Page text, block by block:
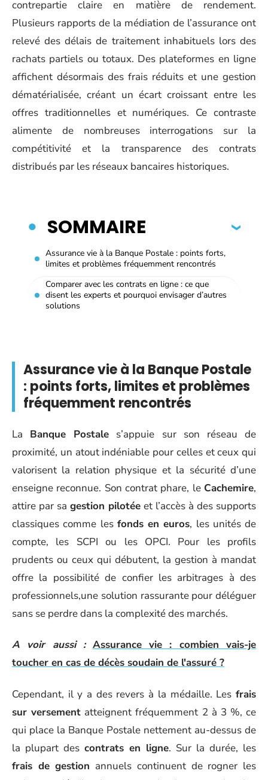
contrepartie claire en matière de rendement.
Plusieurs rapports de la médiation de l’assurance ont
relevé des délais de traitement inhabituels lors des
rachats partiels ou totaux. Des plateformes en ligne
affichent désormais des frais réduits et une gestion
dématérialisée, créant un écart croissant entre les
offres traditionnelles et numériques. Ce contraste
alimente de nombreuses interrogations sur la
compétitivité et la transparence des contrats
distribués par les réseaux bancaires historiques.
SOMMAIRE
Assurance vie à la Banque Postale : points forts,
limites et problèmes fréquemment rencontrés
Comparer avec les contrats en ligne : ce que
disent les experts et pourquoi envisager d’autres
solutions
Assurance vie à la Banque Postale
: points forts, limites et problèmes
fréquemment rencontrés
La Banque Postale s’appuie sur son réseau de
proximité, un atout indéniable pour celles et ceux qui
valorisent la relation physique et la sécurité d’une
enseigne reconnue. Son contrat phare, le Cachemire,
attire par sa gestion pilotée et l’accès à des supports
classiques comme les fonds en euros, les unités de
compte, les SCPI ou les OPCI. Pour les profils
prudents ou ceux qui débutent, la gestion à mandat
offre la possibilité de confier les arbitrages à des
professionnels,une solution rassurante pour déléguer
sans se perdre dans la complexité des marchés.
A voir aussi : Assurance vie : combien vais-je
toucher en cas de décès soudain de l'assuré ?
Cependant, il y a des revers à la médaille. Les frais
sur versement atteignent fréquemment 2 à 3 %, ce
qui place la Banque Postale nettement au-dessus de
la plupart des contrats en ligne. Sur la durée, les
frais de gestion annuels continuent de rogner les